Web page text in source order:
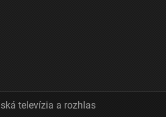
televízia a rozhlas